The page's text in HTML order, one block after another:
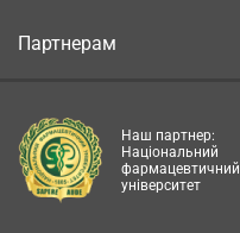
Партнерам
Наш партнер:
Національний
фармацевтичний
університет